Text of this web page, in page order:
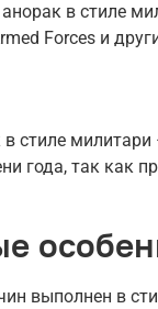
в стиле
Forces и
стиле милитари
года, так как
выполнен в